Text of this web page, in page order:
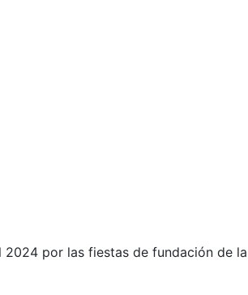
por las fiestas de fundación de la